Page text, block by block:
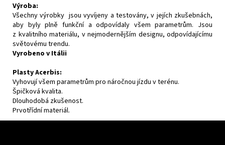
Výroba:
Všechny výrobky jsou vyvíjeny a testovány, v jejích zkušebnách,
aby byly plně funkční a odpovídaly všem parametrům. Jsou
z kvalitního materiálu, v nejmodernějším designu, odpovídajícímu
světovému trendu.
Vyrobeno v Itálii
Plasty Acerbis:
Vyhovují všem parametrům pro náročnou jízdu v terénu.
Špičková kvalita.
Dlouhodobá zkušenost.
Prvotřídní materiál.